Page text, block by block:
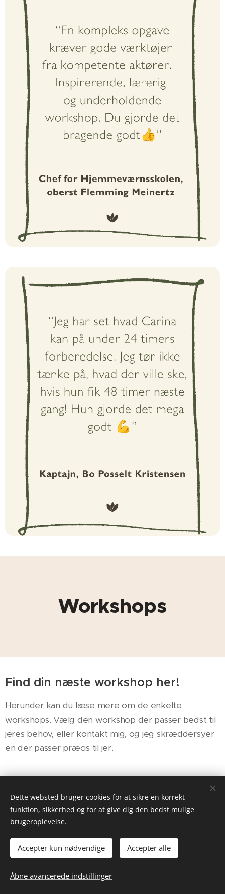
Workshops
Find din næste workshop her!
Herunder kan du læse mere om de enkelte
workshops. Vælg den workshop der passer bedst til
jeres behov, eller kontakt mig, og jeg skræddersyer
en der passer præcis til jer.
Handler om, hvad psykologisk tryghed er og
hvordan du skaber det. Ved hjælp af simple NLP-
teknikker lærer du at styrke din EQ, så du bedre kan
tilpasse din kommunikation og læse stemningen i
kommunikation og hvordan du opfattes af andre. Du
Dette websted bruger cookies for at sikre en korrekt
funktion, sikkerhed og for at give dig den bedst mulige
brugeroplevelse.
Accepter kun nødvendige Accepter alle
Åbne avancerede indstillinger